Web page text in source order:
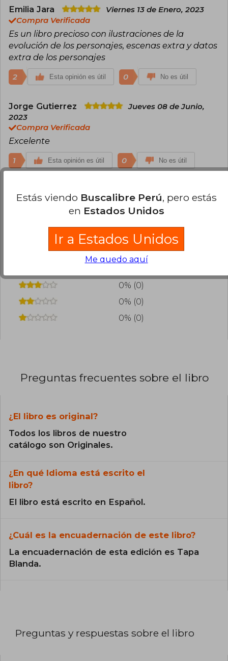
Emilia Jara
Viernes 13 de Enero, 2023
Compra Verificada
Es un libro precioso con ilustraciones de la
evolución de los personajes, escenas extra y datos
extra de los personajes
2 Esta opinión es útil 0 No es útil
Jorge Gutierrez
Jueves 08 de Junio,
2023
Compra Verificada
Excelente
1 Esta opinión es útil 0 No es útil
Cargar más opiniones del libro
¿Leíste este libro? Inicia sesiónpara poder
agregar tu propia evaluación.
93% (14)
0% (0)
0% (0)
0% (0)
Preguntas frecuentes sobre el libro
¿El libro es original?
Todos los libros de nuestro
catálogo son Originales.
¿En qué Idioma está escrito el
libro?
El libro está escrito en Español.
¿Cuál es la encuadernación de este libro?
La encuadernación de esta edición es Tapa
Blanda.
Preguntas y respuestas sobre el libro
Estás viendo Buscalibre Perú, pero estás
en Estados Unidos
Ir a Estados Unidos
Me quedo aquí